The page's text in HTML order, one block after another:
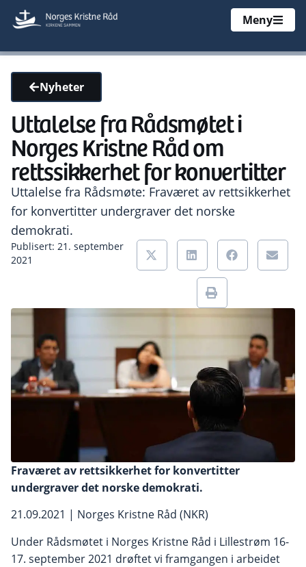
Meny
Nyheter
Uttalelse fra Rådsmøtet i
Norges Kristne Råd om
rettssikkerhet for konvertitter
Uttalelse fra Rådsmøte: Fraværet av rettsikkerhet
for konvertitter undergraver det norske
demokrati.
Publisert: 21. september
2021
Fraværet av rettsikkerhet for konvertitter
undergraver det norske demokrati.
21.09.2021 | Norges Kristne Råd (NKR)
Under Rådsmøtet i Norges Kristne Råd i Lillestrøm 16-
17. september 2021 drøftet vi framgangen i arbeidet